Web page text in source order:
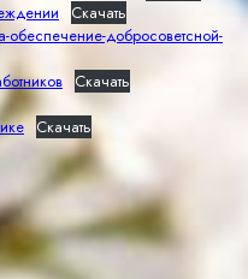
Скачать
обеспечение-добросоветсной-
Скачать
Скачать